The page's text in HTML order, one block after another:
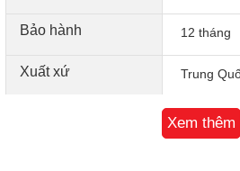
Nướng nhanh, chín đều, tiết kiệm
Công suất bếp mạnh mẽ lên đến
được nướng nhanh, chín đều,
nướng nhưng đồng thời vẫn giữ
Bảo hành 12 tháng
Xuất xứ Trung
Xem thêm